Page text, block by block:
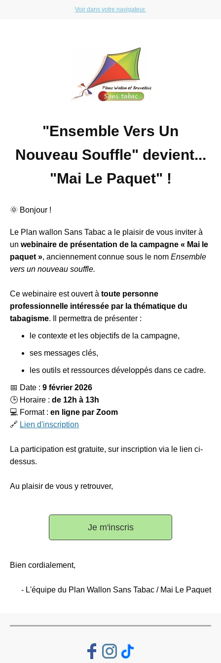
Voir dans votre navigateur.
"Ensemble Vers Un
Nouveau Souffle" devient...
"Mai Le Paquet" !
🌞 Bonjour !
Le Plan wallon Sans Tabac a le plaisir de vous inviter à
un webinaire de présentation de la campagne « Mai le
paquet », anciennement connue sous le nom Ensemble
vers un nouveau souffle.
Ce webinaire est ouvert à toute personne
professionnelle intéressée par la thématique du
tabagisme. Il permettra de présenter :
le contexte et les objectifs de la campagne,
ses messages clés,
les outils et ressources développés dans ce cadre.
📅 Date : 9 février 2026
🕒 Horaire : de 12h à 13h
💻 Format : en ligne par Zoom
🔗 Lien d'inscription
La participation est gratuite, sur inscription via le lien ci-
dessus.
Au plaisir de vous y retrouver,
Je m'inscris
Bien cordialement,
- L'équipe du Plan Wallon Sans Tabac / Mai Le Paquet